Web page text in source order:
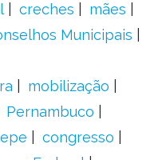
creches
mães
Municipais
mobilização
Pernambuco
congresso